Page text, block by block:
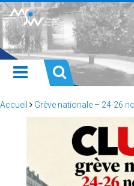
Accueil Grève nationale – 24-26